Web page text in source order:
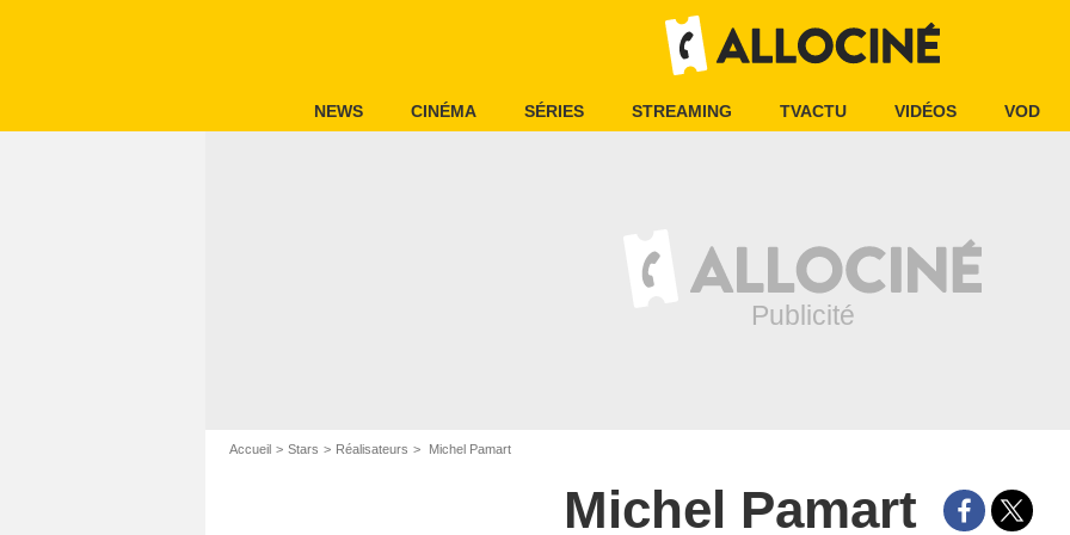
NEWS CINÉMA SÉRIES STREAMING TVACTU VIDÉOS VOD
Accueil Stars Réalisateurs Michel Pamart
Michel Pamart